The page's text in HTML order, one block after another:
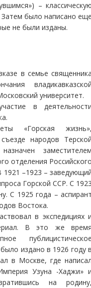
–
Затем было написано
не были изданы.
в семье
университет.
в
«Горская
народов
отделения
1921 –1923 –
Горской ССР. С
С 1925 года –
Востока.
в экспедициях
В это же
издано в 1926 году
в Москве, где
Узуна -Хаджи»
на